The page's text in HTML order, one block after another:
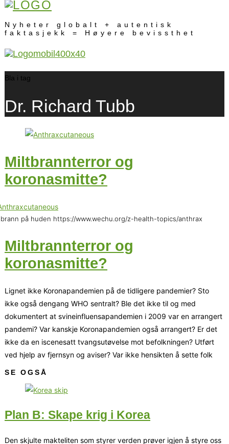
Nyheter globalt + autentisk
faktasjekk = Høyere bevissthet
Bla i tag
Dr. Richard Tubb
Miltbrannterror og
koronasmitte?
på huden https://www.wechu.org/z-health-topics/anthrax
Miltbrannterror og
koronasmitte?
Lignet ikke Koronapandemien på de tidligere pandemier? Sto
ikke også dengang WHO sentralt? Ble det ikke til og med
dokumentert at svineinfluensapandemien i 2009 var en arrangert
pandemi? Var kanskje Koronapandemien også arrangert? Er det
ikke da en iscenesatt tvangsutøvelse mot befolkningen? Utført
ved hjelp av fjernsyn og aviser? Var ikke hensikten å sette folk
SE OGSÅ
Plan B: Skape krig i Korea
Den skjulte makteliten som styrer verden prøver igjen å styre oss